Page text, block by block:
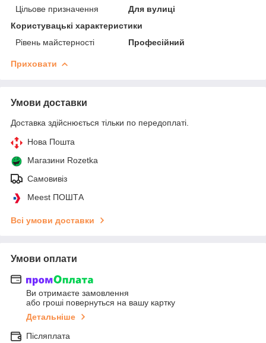
Цільове призначення
Для вулиці
Користувацькі характеристики
Рівень майстерності
Професійний
Приховати
Умови доставки
Доставка здійснюється тільки по передоплаті.
Нова Пошта
Магазини Rozetka
Самовивіз
Meest ПОШТА
Всі умови доставки
Умови оплати
Ви отримаєте замовлення
або гроші повернуться на вашу картку
Детальніше
Післяплата